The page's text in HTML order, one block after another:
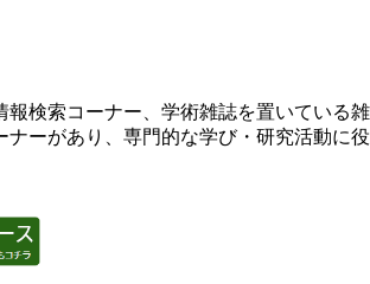
報検索コーナー、学術雑誌を置いている雑
ナーがあり、専門的な学び・研究活動に役